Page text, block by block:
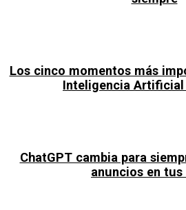
Los cinco momentos más
Inteligencia Artificial
ChatGPT cambia para
anuncios en tus